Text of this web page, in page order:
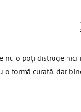
nu o poți distruge
o formă curată, dar